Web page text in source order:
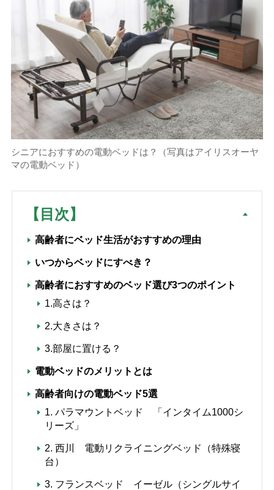
シニアにおすすめの電動ベッドは？（写真はアイリスオーヤ
マの電動ベッド）
【目次】
高齢者にベッド生活がおすすめの理由
いつからベッドにすべき？
高齢者におすすめのベッド選び3つのポイント
1.高さは？
2.大きさは？
3.部屋に置ける？
電動ベッドのメリットとは
高齢者向けの電動ベッド5選
1. パラマウントベッド 「インタイム1000シ
リーズ」
2. 西川 電動リクライニングベッド（特殊寝
台）
3. フランスベッド イーゼル（シングルサイ